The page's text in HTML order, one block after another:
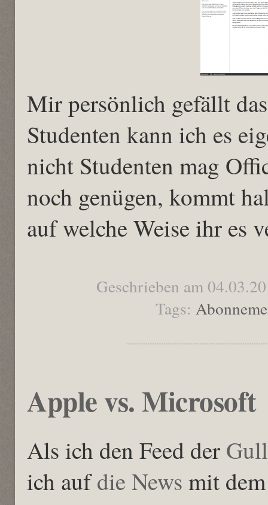
Mir persönlich gefällt
Studenten kann ich es
nicht Studenten mag
noch genügen, kommt
auf welche Weise ihr es
Geschrieben am
Tags:
Apple vs. Microsoft
Als ich den Feed der
ich aufdie News mit